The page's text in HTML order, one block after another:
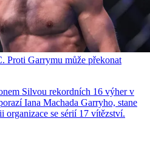
Proti Garrymu může překonat
Silvou rekordních 16 výher v
Iana Machada Garryho, stane
se sérií 17 vítězství.